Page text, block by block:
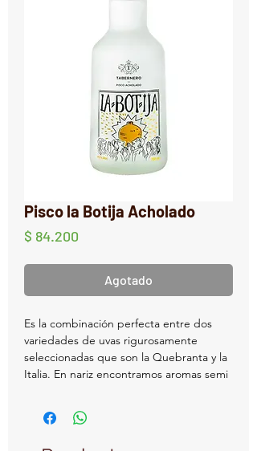
Pisco la Botija Acholado
$ 84.200
Agotado
Es la combinación perfecta entre dos
variedades de uvas rigurosamente
seleccionadas que son la Quebranta y la
Italia. En nariz encontramos aromas semi
boca tenemos la fuerza del Italia
combinado con la extrema redondez del